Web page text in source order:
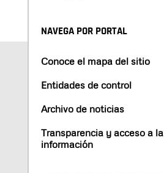
NAVEGA POR PORTAL
Conoce el mapa del sitio
Entidades de control
Archivo de noticias
Transparencia y acceso a la
información